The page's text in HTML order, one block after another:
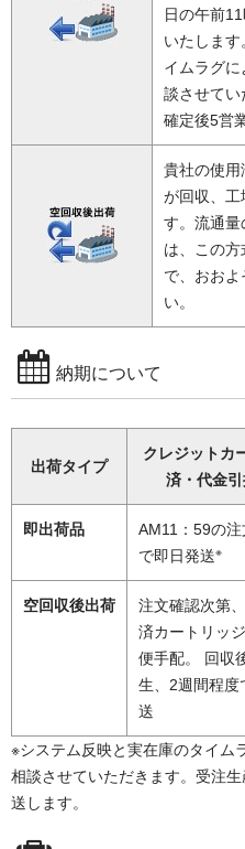
日の午前
いたします
イムラグ
談させてい
確定後5営
貴社の使
が回収、工
す。流通量
は、この方
で、おおよ
い。
納期について
出荷タイプ
クレジットカ
済・代金
即出荷品
AM11：59の注
で即日発送※
空回収後出荷
注文確認次第
済カートリッ
便手配。 回収
生、2週間程度
送
※システム反映と実在庫のタイム
相談させていただきます。受注
送します。